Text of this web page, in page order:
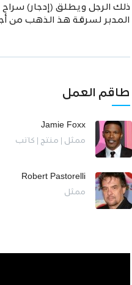
ذلك الرجل ويطلق (إدجار) سراح
المدبر لسرقة هذ الذهب من
طاقم العمل
Jamie Foxx
ممثل | منتج | كاتب
Robert Pastorelli
ممثل